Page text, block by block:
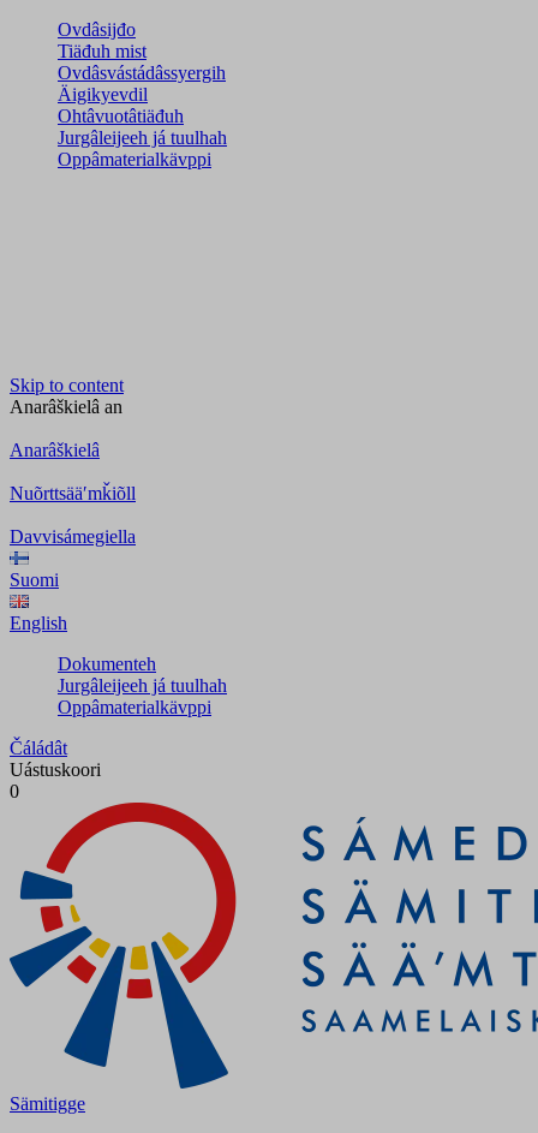
Ovdâsijđo
Tiäđuh mist
Ovdâsvástádâssyergih
Äigikyevdil
Ohtâvuotâtiäđuh
Jurgâleijeeh já tuulhah
Oppâmaterialkävppi
Skip to content
Anarâškielâ an
Anarâškielâ
Nuõrttsääʹmǩiõll
Davvisámegiella
Suomi
English
Dokumenteh
Jurgâleijeeh já tuulhah
Oppâmaterialkävppi
Čáládât
Uástuskoori
0
Sämitigge